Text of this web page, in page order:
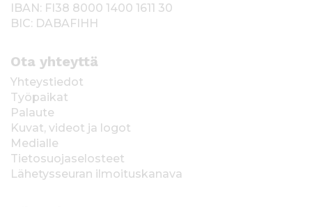
IBAN: FI38 8000 1400 1611 30
BIC: DABAFIHH
Ota yhteyttä
Yhteystiedot
Työpaikat
Palaute
Kuvat, videot ja logot
Medialle
Tietosuojaselosteet
Lähetysseuran ilmoituskanava